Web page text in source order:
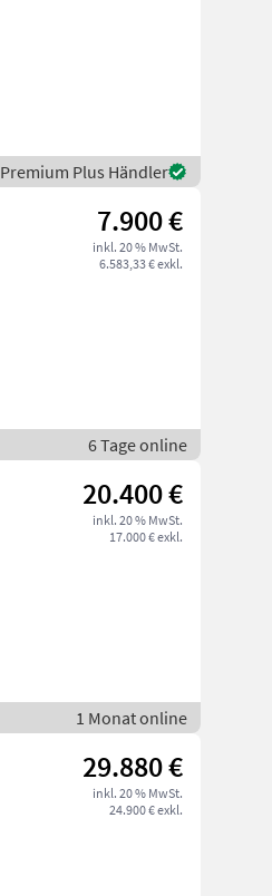
Premium Plus Händler
7.900 €
inkl. 20 % MwSt.
6.583,33 € exkl.
6 Tage online
20.400 €
inkl. 20 % MwSt.
17.000 € exkl.
1 Monat online
29.880 €
inkl. 20 % MwSt.
24.900 € exkl.